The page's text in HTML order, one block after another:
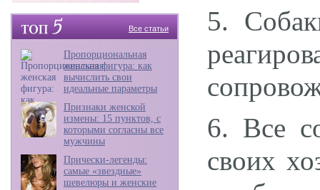
Все статьи
Пропорциональная
женская фигура: как
вычислить свои
идеальные параметры
Признаки женской
измены: 15 пунктов, с
которыми согласны все
мужчины
Прически-легенды:
самые «звездные»
шевелюры и женские
5.
6. Все
своих